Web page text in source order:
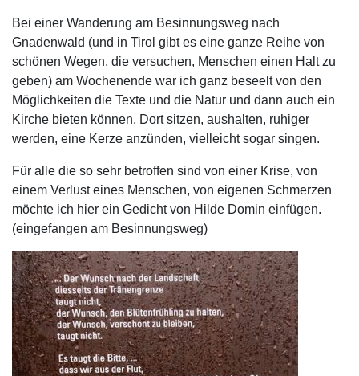
Bei einer Wanderung am Besinnungsweg nach
Gnadenwald (und in Tirol gibt es eine ganze Reihe von
schönen Wegen, die versuchen, Menschen einen Halt zu
geben) am Wochenende war ich ganz beseelt von den
Möglichkeiten die Texte und die Natur und dann auch ein
Kirche bieten können. Dort sitzen, aushalten, ruhiger
werden, eine Kerze anzünden, vielleicht sogar singen.
Für alle die so sehr betroffen sind von einer Krise, von
einem Verlust eines Menschen, von eigenen Schmerzen
möchte ich hier ein Gedicht von Hilde Domin einfügen.
(eingefangen am Besinnungsweg)